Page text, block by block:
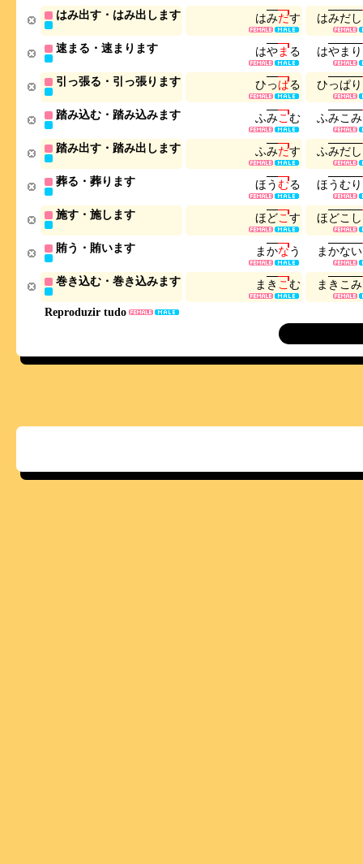
Reproduzir tudo
はみ出す・はみ出します はみだす はみだし
速まる・速まります はやまる はやま り
引っ張る・引っ張ります ひっぱる ひっぱり
踏み込む・踏み込みます ふみこむ ふみこ み
踏み出す・踏み出します ふみだす ふみだし
葬る・葬ります ほうむる ほうむり
施す・施します ほどこす ほどこ し
賄う・賄います まかなう まかない
巻き込む・巻き込みます ま き こむ ま き こ み